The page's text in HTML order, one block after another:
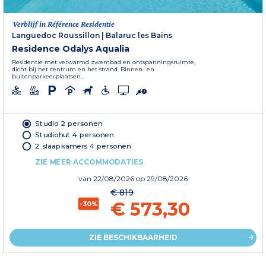
Verblijf in Référence Residentie
Languedoc Roussillon | Balaruc les Bains
Residence Odalys Aqualia
Residentie met verwarmd zwembad en ontspanningsruimte,
dicht bij het centrum en het strand. Binnen- en
buitenparkeerplaatsen...
Studio 2 personen
Studiohut 4 personen
2 slaapkamers 4 personen
ZIE MEER ACCOMMODATIES
van 22/08/2026 op 29/08/2026
-30%
€ 819
€ 573,30
ZIE BESCHIKBAARHEID